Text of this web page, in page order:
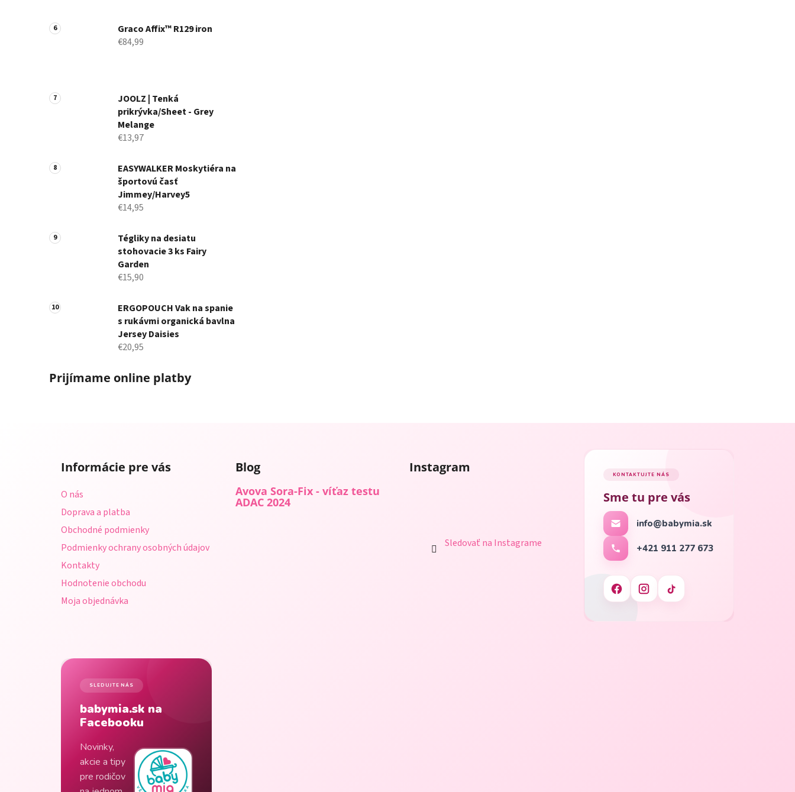
Graco Affix™ R129 iron
€84,99
JOOLZ | Tenká
prikrývka/Sheet - Grey
Melange
€13,97
EASYWALKER Moskytiéra na
športovú časť
Jimmey/Harvey5
€14,95
Tégliky na desiatu
stohovacie 3 ks Fairy
Garden
€15,90
ERGOPOUCH Vak na spanie
s rukávmi organická bavlna
Jersey Daisies
€20,95
Prijímame online platby
Informácie pre vás
O nás
Doprava a platba
Obchodné podmienky
Podmienky ochrany osobných údajov
Kontakty
Hodnotenie obchodu
Moja objednávka
Blog
Avova Sora-Fix - víťaz testu
ADAC 2024
Instagram
Sledovať na Instagrame
KONTAKTUJTE NÁS
Sme tu pre vás
info@babymia.sk
+421 911 277 673
SLEDUJTE NÁS
babymia.sk na
Facebooku
Novinky,
akcie a tipy
pre rodičov